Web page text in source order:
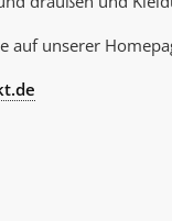
auf unserer